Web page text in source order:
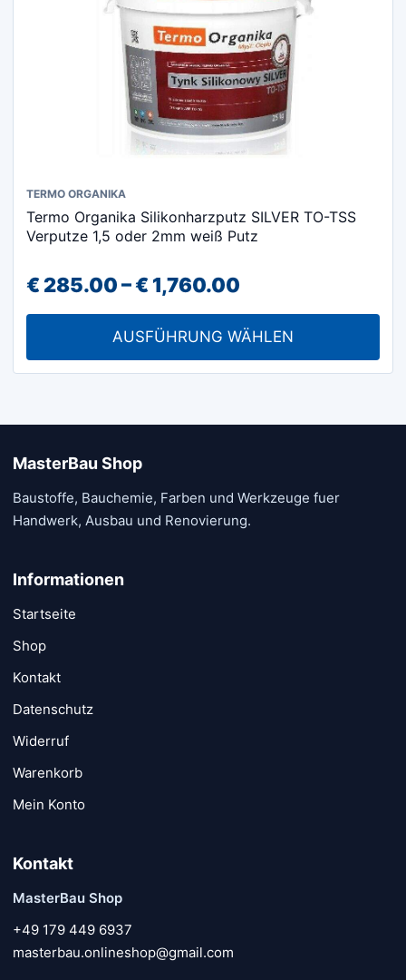
TERMO ORGANIKA
Termo Organika Silikonharzputz SILVER TO-TSS
Verputze 1,5 oder 2mm weiß Putz
€285.00–€1,760.00
€ 285.00
bis
€ 1,760.00
AUSFÜHRUNG WÄHLEN
Dieses
Produkt
weist
Varianten
auf.
Produktseite
gewählt
werden
MasterBau Shop
Baustoffe, Bauchemie, Farben und Werkzeuge fuer
Handwerk, Ausbau und Renovierung.
Informationen
Startseite
Shop
Kontakt
Datenschutz
Widerruf
Warenkorb
Mein Konto
Kontakt
MasterBau Shop
+49 179 449 6937
masterbau.onlineshop@gmail.com